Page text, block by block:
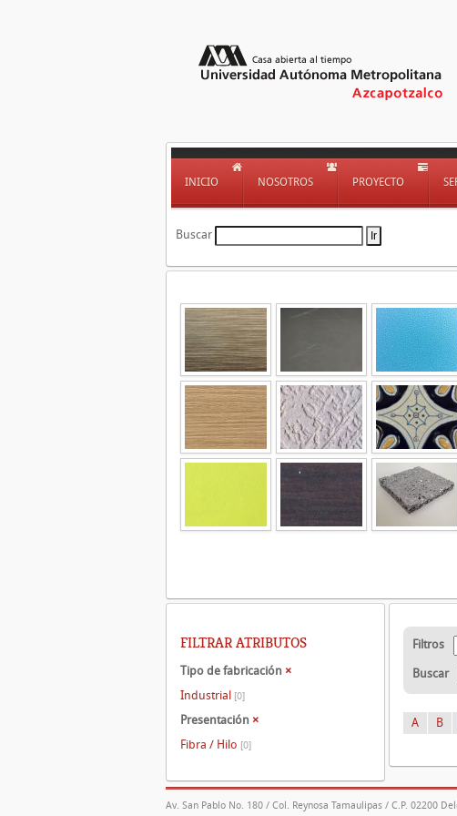
INICIO NOSOTROS PROYECTO
Buscar
Filtros
Buscar
A B
FILTRAR ATRIBUTOS
Tipo de fabricación ×
Industrial [0]
Presentación ×
Fibra / Hilo [0]
Av. San Pablo No. 180 / Col. Reynosa Tamaulipas / C.P. 02200